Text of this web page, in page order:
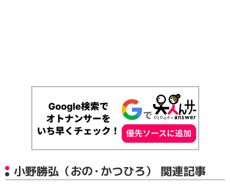
小野勝弘（おの・かつひろ） 関連記事